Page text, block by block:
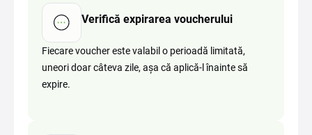
Verifică expirarea voucherului
Fiecare voucher este valabil o perioadă limitată,
uneori doar câteva zile, așa că aplică-l înainte să
expire.